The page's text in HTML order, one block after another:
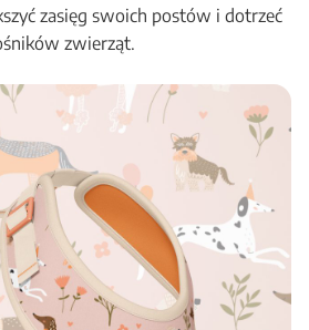
zasięg swoich postów i dotrzeć
zwierząt.